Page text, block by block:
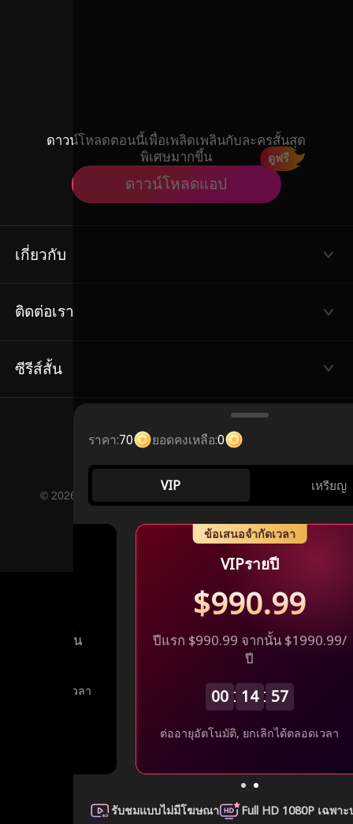
ราคา:70 ยอดคงเหลือ:0
VIP เหรียญ
จากนั้น
เลิกได้ตลอดเวลา
ข้อเสนอจำกัดเวลา
VIPรายปี
$990.99
ปีแรก $990.99 จากนั้น $1990.99/
ปี
00 14 57
ต่ออายุอัตโนมัติ, ยกเลิกได้ตลอดเวลา
รับชมแบบไม่มีโฆษณา Full HD 1080P เฉพา
ดาวน์โหลดตอนนี้เพื่อเพลิดเพลินกับละครสั้นสุด
พิเศษมากขึ้น
ดาวน์โหลดแอป
ดูฟรี
เกี่ยวกับ
ข้อกำหนดการใช้งาน
นโยบายความเป็นส่วนตัว
เกี่ยวกับเรา
ติดต่อเรา
Email: service@flextv.cc
ซีรีส์สั้น
© 2026 FlexTV, All Rights Reserved YUDER PTE. LTD.